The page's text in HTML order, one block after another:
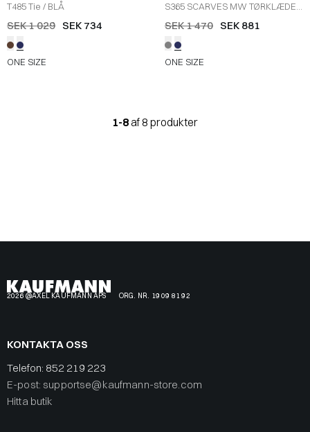
T485 Tie / BLÅ
SEK 1 029 SEK 734
ONE SIZE
S365 SCARVES MW TØRKLÆDE
(037) / NAVY
SEK 1 470 SEK 881
ONE SIZE
1-8 af 8 produkter
2026 @AXEL KAUFMANN APS ORG. NR. 19 09 81 92
KONTAKTA OSS
Telefon: 852 219 223
E-post: supportse@kaufmann-store.com
Hitta butik